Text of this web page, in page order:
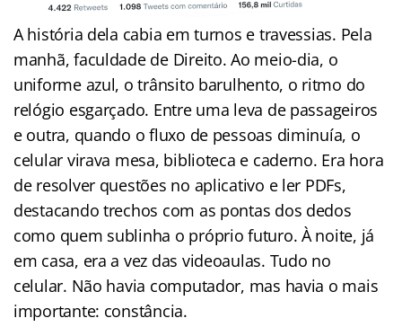
A história dela cabia em turnos e travessias. Pela
manhã, faculdade de Direito. Ao meio-dia, o
uniforme azul, o trânsito barulhento, o ritmo do
relógio esgarçado. Entre uma leva de passageiros
e outra, quando o fluxo de pessoas diminuía, o
celular virava mesa, biblioteca e caderno. Era hora
de resolver questões no aplicativo e ler PDFs,
destacando trechos com as pontas dos dedos
como quem sublinha o próprio futuro. À noite, já
em casa, era a vez das videoaulas. Tudo no
celular. Não havia computador, mas havia o mais
importante: constância.